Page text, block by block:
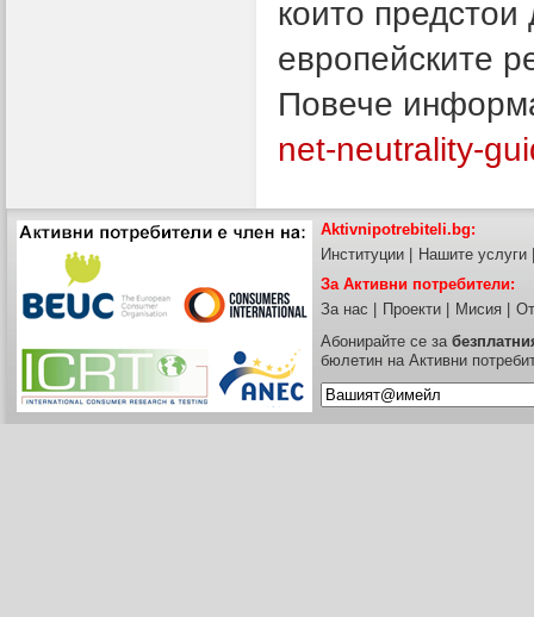
които
европейските
Повече
net-neutrality-
Aktivnipotrebiteli.bg:
Институции
Нашите услуги
За Активни потребители:
За нас
Проекти Мисия
Абонирайте се за
бюлетин на Активни